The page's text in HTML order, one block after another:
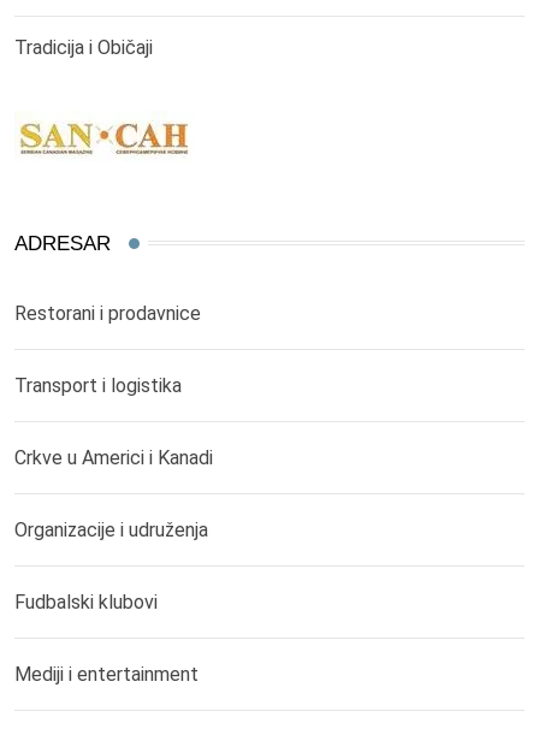
Tradicija i Običaji
ADRESAR
Restorani i prodavnice
Transport i logistika
Crkve u Americi i Kanadi
Organizacije i udruženja
Fudbalski klubovi
Mediji i entertainment